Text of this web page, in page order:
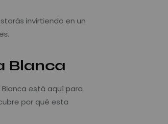
invirtiendo en un
Blanca
está aquí para
por qué esta